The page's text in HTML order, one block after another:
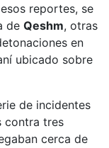
reportes, se
de Qeshm, otras
en
ubicado sobre
de incidentes
contra tres
cerca de